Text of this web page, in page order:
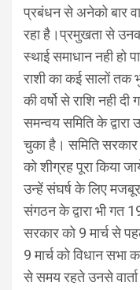
प्रबंधन से अनेको बार
रहा है।प्रमुखता से
स्थाई समाधान नही हो
राशी का कई सालों तक
की वर्षो से राशि नही
समन्वय समिति के
चुका है। समिति सरकार
को शीग्रह पूरा किया
उन्हें संघर्ष के लिए
संगठन के द्वारा भी गत
सरकार को 9 मार्च से
9 मार्च को विधान
से समय रहते उनसे